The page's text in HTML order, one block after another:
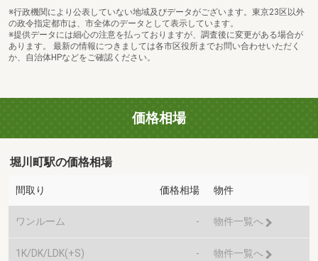
※行政機関により公表していない地域及びデータがございます。東京23区以外
の政令指定都市は、市全体のデータとして表示しています。
※提供データには細心の注意を払っておりますが、調査後に変更がある場合が
あります。 最新の情報につきましては各市区役所までお問い合わせいただく
か、自治体HPなどをご確認ください。
価格相場
堀川町駅の価格相場
間取り 価格相場 物件
ワンルーム - 物件一覧へ
1K/DK/LDK(+S) - 物件一覧へ